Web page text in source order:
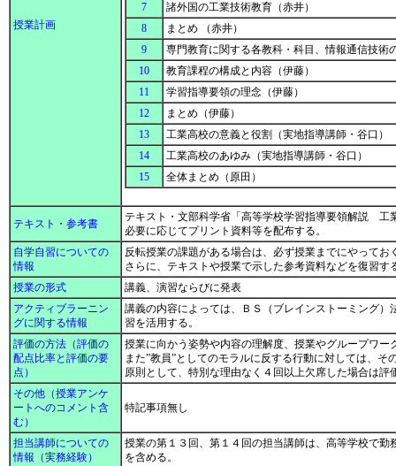
授業計画
7
諸外国の工業技術教育（赤井）
8
まとめ （赤井）
9
専門教育に関する各教科・科目、情報通信技術
10
教育課程の構成と内容（伊藤）
11
学習指導要領の理念（伊藤）
12
まとめ（伊藤）
13
工業高校の意義と役割（実地指導講師・谷口）
14
工業高校のあゆみ（実地指導講師・谷口）
15
全体まとめ（原田）
テキスト・参考書
テキスト・文部科学省「高等学校学習指導要領解説
必要に応じてプリント資料等を配布する。
自学自習についての
情報
反転授業の課題がある場合は、必ず授業までにやって
さらに、テキストや授業で示した参考資料などを復習
授業の形式
講義、演習ならびに発表
アクティブラーニン
グに関する情報
講義の内容によっては、ＢＳ（ブレインストーミング
習を活用する。
評価の方法（評価の
配点比率と評価の要
点）
授業に向かう姿勢や内容の理解度、授業やグループワ
また”教員”としてのモラルに反する行動に対しては、そ
原則として、特別な理由なく４回以上欠席した場合は評
その他（授業アンケ
ートへのコメント含
む）
特記事項無し
担当講師についての
情報（実務経験）
授業の第１３回、第１４回の担当講師は、高等学校で
を含める。